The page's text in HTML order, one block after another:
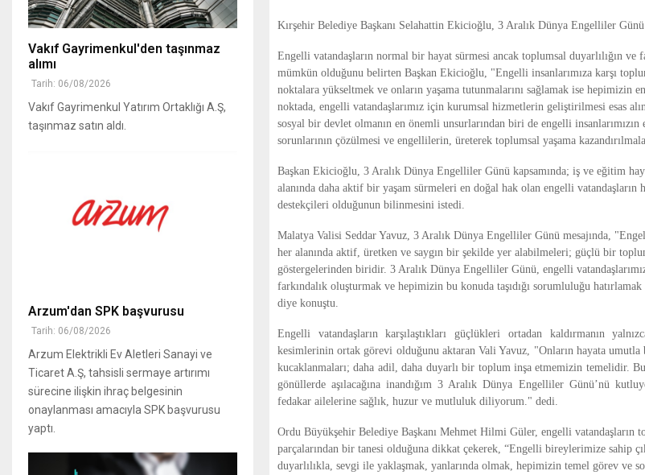
Kırşehir Belediye Başkanı Selahattin Ekicioğlu, 3 Aralık Dünya Engelliler Günü
Engelli vatandaşların normal bir hayat sürmesi ancak toplumsal duyarlılığın ve
mümkün olduğunu belirten Başkan Ekicioğlu, "Engelli insanlarımıza karşı
noktalara yükseltmek ve onların yaşama tutunmalarını sağlamak ise hepimizin
noktada, engelli vatandaşlarımız için kurumsal hizmetlerin geliştirilmesi esas
sosyal bir devlet olmanın en önemli unsurlarından biri de engelli
sorunlarının çözülmesi ve engellilerin, üreterek toplumsal yaşama
Başkan Ekicioğlu, 3 Aralık Dünya Engelliler Günü kapsamında; iş ve eğitim
alanında daha aktif bir yaşam sürmeleri en doğal hak olan engelli vatandaşların
destekçileri olduğunun bilinmesini istedi.
Malatya Valisi Seddar Yavuz, 3 Aralık Dünya Engelliler Günü mesajında,
her alanında aktif, üretken ve saygın bir şekilde yer alabilmeleri; güçlü bir
göstergelerinden biridir. 3 Aralık Dünya Engelliler Günü, engelli
farkındalık oluşturmak ve hepimizin bu konuda taşıdığı sorumluluğu hatırlamak
diye konuştu.
Engelli vatandaşların karşılaştıkları güçlükleri ortadan kaldırmanın
kesimlerinin ortak görevi olduğunu aktaran Vali Yavuz, "Onların hayata umutla
kucaklanmaları; daha adil, daha duyarlı bir toplum inşa etmemizin temelidir.
gönüllerde aşılacağına inandığım 3 Aralık Dünya Engelliler Günü’nü
fedakar ailelerine sağlık, huzur ve mutluluk diliyorum." dedi.
Ordu Büyükşehir Belediye Başkanı Mehmet Hilmi Güler, engelli vatandaşların
parçalarından bir tanesi olduğuna dikkat çekerek, “Engelli bireylerimize sahip
duyarlılıkla, sevgi ile yaklaşmak, yanlarında olmak, hepimizin temel görev ve
Vakıf Gayrimenkul'den taşınmaz
alımı
Tarih: 06/08/2026
Vakıf Gayrimenkul Yatırım Ortaklığı A.Ş,
taşınmaz satın aldı.
Arzum'dan SPK başvurusu
Tarih: 06/08/2026
Arzum Elektrikli Ev Aletleri Sanayi ve
Ticaret A.Ş, tahsisli sermaye artırımı
sürecine ilişkin ihraç belgesinin
onaylanması amacıyla SPK başvurusu
yaptı.